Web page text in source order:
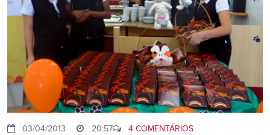
03/04/2013 20:57
4 COMENTÁRIOS